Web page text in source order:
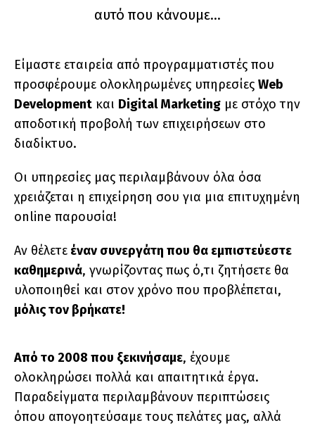
αυτό που κάνουμε…
Είμαστε εταιρεία από προγραμματιστές που
προσφέρουμε ολοκληρωμένες υπηρεσίες Web
Development και Digital Μarketing με στόχο την
αποδοτική προβολή των επιχειρήσεων στο
διαδίκτυο.
Οι υπηρεσίες μας περιλαμβάνουν όλα όσα
χρειάζεται η επιχείρηση σου για μια επιτυχημένη
online παρουσία!
Αν θέλετε έναν συνεργάτη που θα εμπιστεύεστε
καθημερινά, γνωρίζοντας πως ό,τι ζητήσετε θα
υλοποιηθεί και στον χρόνο που προβλέπεται,
μόλις τον βρήκατε!
Από το 2008 που ξεκινήσαμε, έχουμε
ολοκληρώσει πολλά και απαιτητικά έργα.
Παραδείγματα περιλαμβάνουν περιπτώσεις
όπου απογοητεύσαμε τους πελάτες μας, αλλά